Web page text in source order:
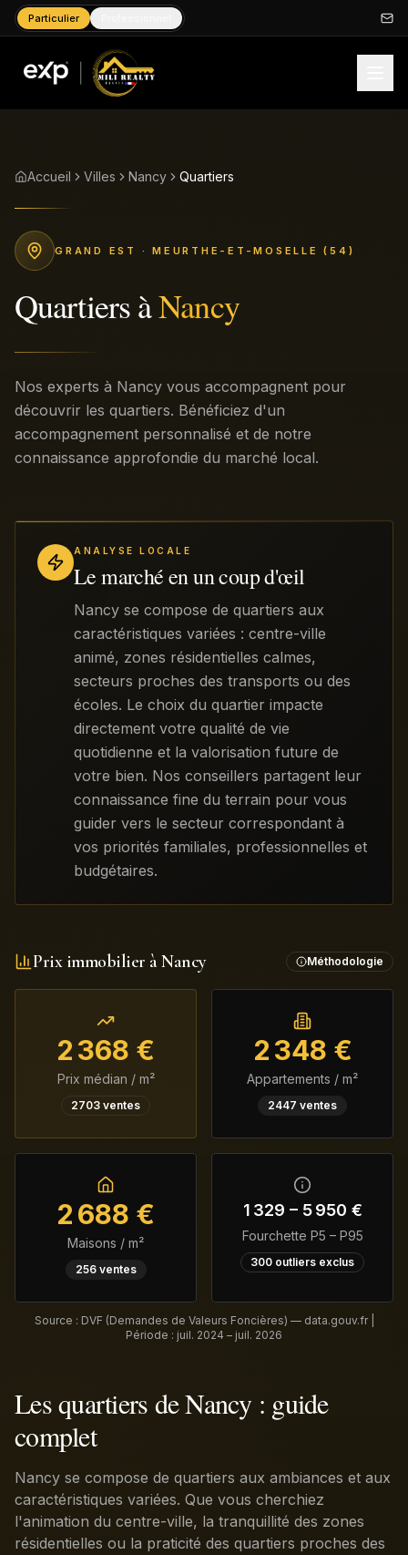
Particulier
Accueil Villes Nancy Quartiers
GRAND EST · MEURTHE-ET-MOSELLE (54)
QuartiersàNancy
Nos experts à Nancy vous accompagnent pour
découvrir les quartiers. Bénéficiez d'un
accompagnement personnalisé et de notre
connaissance approfondie du marché local.
ANALYSE LOCALE
Le marché en un coup d'œil
Nancy se compose de quartiers aux
caractéristiques variées : centre-ville
animé, zones résidentielles calmes,
secteurs proches des transports ou des
écoles. Le choix du quartier impacte
directement votre qualité de vie
quotidienne et la valorisation future de
votre bien. Nos conseillers partagent leur
connaissance fine du terrain pour vous
guider vers le secteur correspondant à
vos priorités familiales, professionnelles et
budgétaires.
Prix immobilier à Nancy Méthodologie
2 368 €
Prix médian / m²
2703 ventes
2 348 €
Appartements / m²
2447 ventes
2 688 €
Maisons / m²
256ventes
1 329 – 5 950 €
Fourchette P5 – P95
300 outliers exclus
Source : DVF (Demandes de Valeurs Foncières) — data.gouv.fr |
Période : juil. 2024 – juil. 2026
Les quartiers de Nancy : guide
complet
Nancy se compose de quartiers aux ambiances et aux
caractéristiques variées. Que vous cherchiez
l'animation du centre-ville, la tranquillité des zones
résidentielles ou la praticité des quartiers proches des